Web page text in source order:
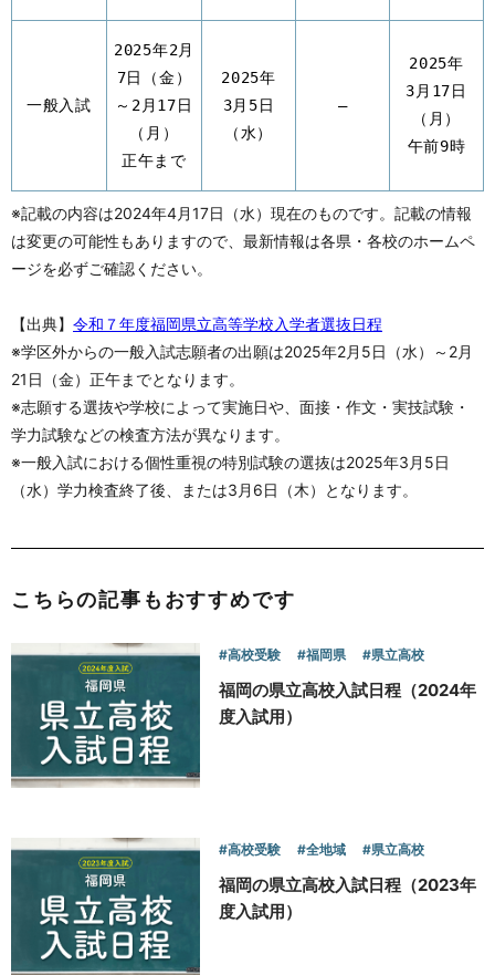
一般入試
2025年2月
7日（金）
～2月17日
（月）
正午まで
2025年
3月5日
（水）
–
2025年
3月17日
（月）
午前9時
※記載の内容は2024年4月17日（水）現在のものです。記載の情報
は変更の可能性もありますので、最新情報は各県・各校のホームペ
ージを必ずご確認ください。
【出典】 令和７年度福岡県立高等学校入学者選抜日程
※学区外からの一般入試志願者の出願は2025年2月5日（水）～2月
21日（金）正午までとなります。
※志願する選抜や学校によって実施日や、面接・作文・実技試験・
学力試験などの検査方法が異なります。
※一般入試における個性重視の特別試験の選抜は2025年3月5日
（水）学力検査終了後、または3月6日（木）となります。
こちらの記事もおすすめです
#高校受験 #福岡県 #県立高校
福岡の県立高校入試日程（2024年
度入試用）
#高校受験 #全地域 #県立高校
福岡の県立高校入試日程（2023年
度入試用）